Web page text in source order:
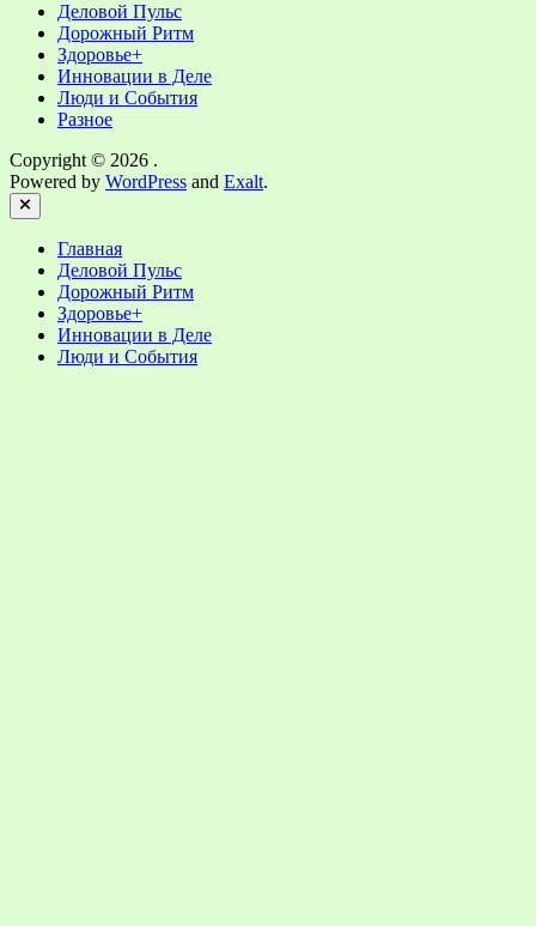
Деловой Пульс
Дорожный Ритм
Здоровье+
Инновации в Деле
Люди и События
Разное
Copyright © 2026 .
Powered by WordPress and Exalt.
Close
Главная
Деловой Пульс
Дорожный Ритм
Здоровье+
Инновации в Деле
Люди и События